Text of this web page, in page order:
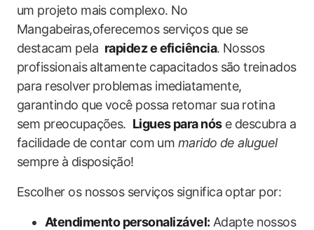
um ‌projeto mais complexo. No
Mangabeiras,oferecemos serviços que se
‌destacam pela ​ rapidez ‌e eficiência. Nossos
profissionais‌ altamente capacitados são treinados
para ​resolver problemas imediatamente,
garantindo que você possa retomar sua rotina⁣
sem preocupações. ‌ Ligues para nóse descubra a
facilidade ⁣de contar⁤ com um marido de aluguel
sempre ⁢à disposição!
Escolher os nossos serviços significa optar ​por:
Atendimento personalizável: Adapte ⁤nossos​